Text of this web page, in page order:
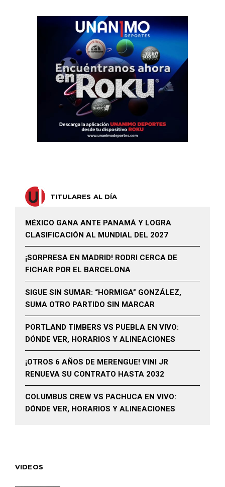
TITULARES AL DÍA
MÉXICO GANA ANTE PANAMÁ Y LOGRA
CLASIFICACIÓN AL MUNDIAL DEL 2027
¡SORPRESA EN MADRID! RODRI CERCA DE
FICHAR POR EL BARCELONA
SIGUE SIN SUMAR: “HORMIGA” GONZÁLEZ,
SUMA OTRO PARTIDO SIN MARCAR
PORTLAND TIMBERS VS PUEBLA EN VIVO:
DÓNDE VER, HORARIOS Y ALINEACIONES
¡OTROS 6 AÑOS DE MERENGUE! VINI JR
RENUEVA SU CONTRATO HASTA 2032
COLUMBUS CREW VS PACHUCA EN VIVO:
DÓNDE VER, HORARIOS Y ALINEACIONES
VIDEOS